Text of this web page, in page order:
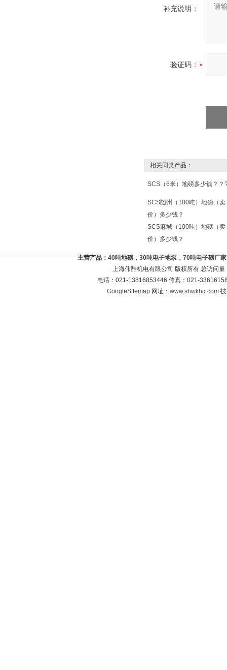
补充说明：
验证码：
相关同类产品：
SCS（6米）地磅多少钱？？
SCS随州（100吨）地磅（卖
价）多少钱？
SCS麻城（100吨）地磅（卖
价）多少钱？
主营产品： 40吨地磅，30吨电子地泵，70吨电子磅厂
上海伟酷机电有限公司 版权所有 总访问量
电话：021-13816853446 传真：021-
GoogleSitemap 网址：www.shwkhq.com